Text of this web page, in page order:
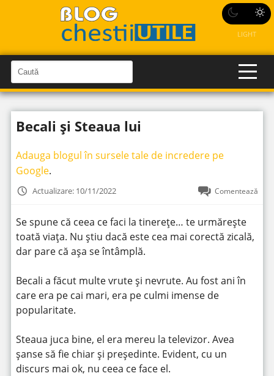
LIGHT
a
u
t
n
C
a
u
î
n
t
Becali și Steaua lui
Adauga blogul în sursele tale de incredere pe
Google.
Actualizare: 10/11/2022 Comentează
Se spune că ceea ce faci la tinerețe… te urmărește
toată viața. Nu știu dacă este cea mai corectă zicală,
dar pare că așa se întâmplă.
Becali a făcut multe vrute și nevrute. Au fost ani în
care era pe cai mari, era pe culmi imense de
popularitate.
Steaua juca bine, el era mereu la televizor. Avea
șanse să fie chiar și președinte. Evident, cu un
discurs mai ok, nu ceea ce face el.